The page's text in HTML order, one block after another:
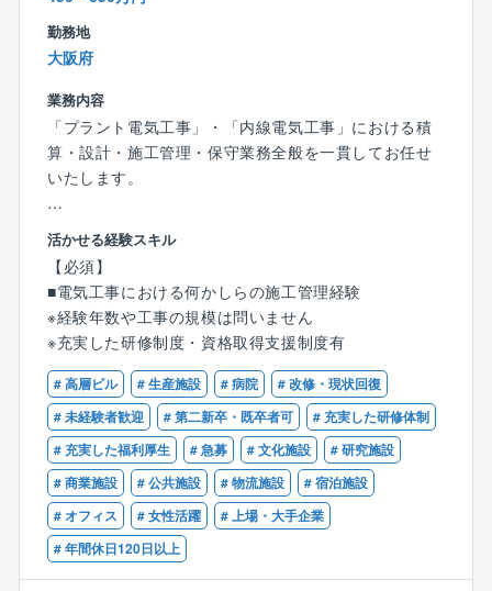
検討の推進。
・外部コンサルタントによる技術レポートの精査お
▼募集の背景
・同社グループは、電力事業の部分自由化（1995～）
以降、規制緩和の進展に合わせ電力ビジネスを拡大し
発電事業へ参画以降、バイオマス発電、太陽光発電、
洋上風力含め、幅広く再生可能エネルギー事業を展開
しています。
・同社グループの目標として2030年度までに国内外で
500万kWの再生可能エネルギーの普及貢献を目指して
おり、当部は約40名の体制で国内における再エネ電源
開発を担務しています。
・脱炭素化への社会的要請とお客さまの環境志向が高
まる中、他社との開発競争に打ち勝つ体制増強が課題
となっています。
・特に案件開発におけるフロント人材、またミドルオ
フィス（事業性評価、デューデリジェンス、ファイナ
ンス組成、契約書等のドキュメンテーション等）人材
の拡充が急務となっています。
勤務地
大阪府
業務内容
「プラント電気工事」・「内線電気工事」における積
算・設計・施工管理・保守業務全般を一貫してお任せ
いたします。
具体的には、積算・施工計画や図面の作成・機器搬
入・安全品質管理・予算管理・工程管理・完成検査・
引き渡し等の業務を、営業部門・調達部門等と連携し
ながら進めていただきます。
★まずは先輩社員からのOJT教育を受けながら、でき
る業務から一つ一つチャレンジしていただきます。
【案件の特徴】
プラント電気工事：データセンター、水処理施設、鉄
道、産業プラント等
内線電気工事：工場、商業施設、マンション等
＊関連企業案件（富士電機・古河電工等）、一般民
需、官公庁など幅広い案件有
＊1億円以上の大型案件多数
活かせる経験スキル
【必須】
■電気工事における何かしらの施工管理経験
※経験年数や工事の規模は問いません
※充実した研修制度・資格取得支援制度有
# 高層ビル # 生産施設 # 病院
# 改修・現状回復
# 未経験者歓迎
# 第二新卒・既卒者可
# 充実した研修体制
# 充実した福利厚生
# 急募 # 文化施設
# 研究施設
# 商業施設
# 公共施設 # 物流施設
# 宿泊施設
# オフィス
# 女性活躍
# 上場・大手企業
# 年間休日120日以上